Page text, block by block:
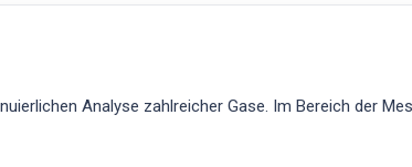
Analyse zahlreicher Gase. Im Bereich der